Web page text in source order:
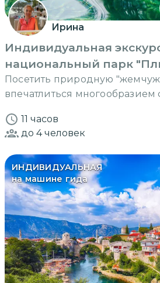
Ирина
Индивидуальная
национальный парк
озера"
Посетить природную
впечатлиться
11 часов
до 4человек
ИНДИВИДУАЛЬНАЯ
на машине гида